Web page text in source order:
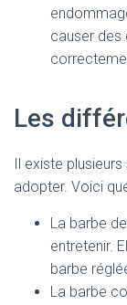
causer des
Les
Il existe
adopter. Voici
La barbe
entretenir.
barbe
La barbe